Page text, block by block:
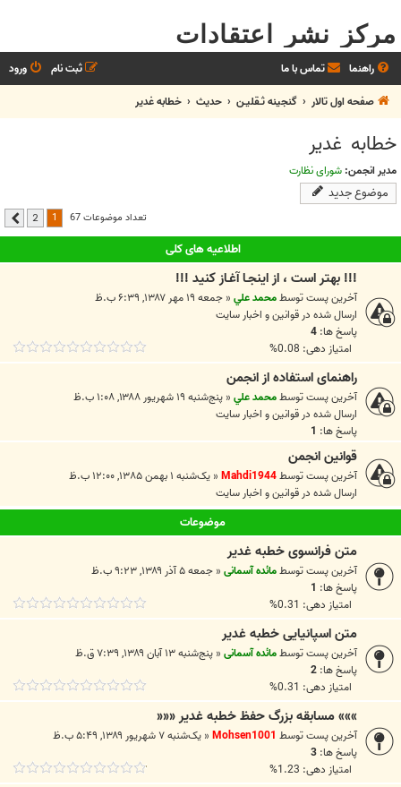
مرکز نشر اعتقادات
راهنما تماس با ما ورود
ثبت نام
صفحه اول تالار
گنجینه ثـقلیـن حديث خطابه غدیر
خطابه غدیر
مدیر انجمن: شورای نظارت
موضوع جدید
تعداد موضوعات 67 2 بعدی
اطلاعیه های کلی
!!! بهتر است ، از اينجـا آغـاز کنيد !!!
آخرین پست توسطمحمد علي« جمعه ۱۹ مهر ۱۳۸۷, ۶:۳۹ ب.ظ
ارسال شده در قوانين و اخبار سايت
پاسخ ها: 4
امتیاز دهی: 0.08%
راهنمای استفاده از انجمن
آخرین پست توسطمحمد علي« پنج‌شنبه ۱۹ شهریور ۱۳۸۸, ۱:۰۸ ب.ظ
ارسال شده در قوانين و اخبار سايت
پاسخ ها: 1
قوانین انجمن
آخرین پست توسطMahdi1944
« یک‌شنبه ۱ بهمن ۱۳۸۵, ۱۲:۰۰ ب.ظ
ارسال شده در قوانين و اخبار سايت
موضوعات
متن فرانسوی خطبه غدیر
آخرین پست توسطمائده آسمانی« جمعه ۵ آذر ۱۳۸۹, ۹:۲۳ ب.ظ
پاسخ ها: 1
امتیاز دهی: 0.31%
متن اسپانیایی خطبه غدیر
آخرین پست توسطمائده آسمانی« پنج‌شنبه ۱۳ آبان ۱۳۸۹, ۷:۳۹ ق.ظ
پاسخ ها: 2
امتیاز دهی: 0.31%
»»» مسابقه بزرگ حفظ خطبه غدیر «««
آخرین پست توسطMohsen1001
« یک‌شنبه ۷ شهریور ۱۳۸۹, ۵:۴۹ ب.ظ
پاسخ ها: 3
امتیاز دهی: 1.23%